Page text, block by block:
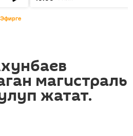
Эфирге
магистраль
жатат.